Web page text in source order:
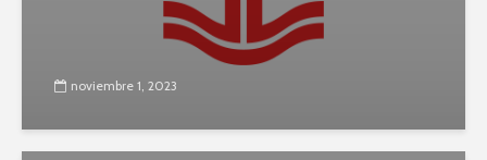
noviembre 1, 2023